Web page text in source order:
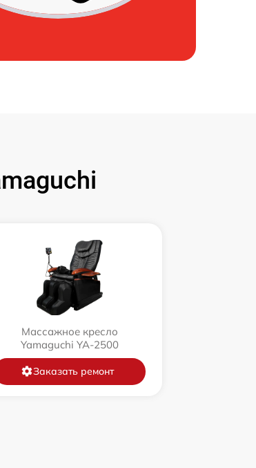
Массажное кресло
Yamaguchi YA-2500
Заказать ремонт